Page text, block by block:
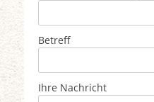
Betreff
Ihre Nachricht